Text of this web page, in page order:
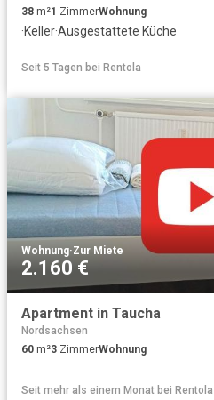
38 m²1 ZimmerWohnung
·Keller·Ausgestattete Küche
Seit 5 Tagen bei Rentola
Wohnung·Zur Miete
2.160 €
Apartment in Taucha
Nordsachsen
60 m²3 ZimmerWohnung
Seit mehr als einem Monat bei Rentola